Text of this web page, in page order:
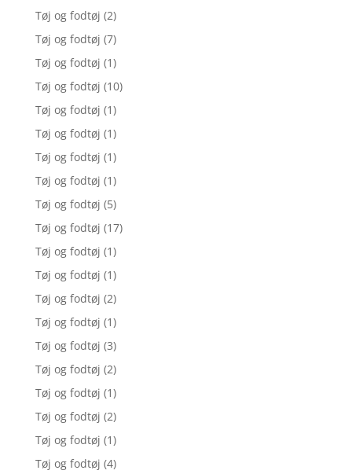
Tøj og fodtøj (2)
Tøj og fodtøj (7)
Tøj og fodtøj (1)
Tøj og fodtøj (10)
Tøj og fodtøj (1)
Tøj og fodtøj (1)
Tøj og fodtøj (1)
Tøj og fodtøj (1)
Tøj og fodtøj (5)
Tøj og fodtøj (17)
Tøj og fodtøj (1)
Tøj og fodtøj (1)
Tøj og fodtøj (2)
Tøj og fodtøj (1)
Tøj og fodtøj (3)
Tøj og fodtøj (2)
Tøj og fodtøj (1)
Tøj og fodtøj (2)
Tøj og fodtøj (1)
Tøj og fodtøj (4)